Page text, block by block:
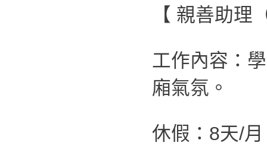
【 親善助理
工作內容：
廂氣氛。
休假：8天/月